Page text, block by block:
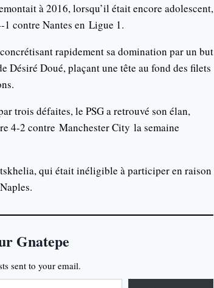
à 2016, lorsqu’il était encore adolescent,
contre Nantes en Ligue 1.
rapidement sa domination par un but
Désiré Doué, plaçant une tête au fond des filets
trois défaites, le PSG a retrouvé son élan,
4-2 contre Manchester City la semaine
qui était inéligible à participer en raison
Gnatepe
sent to your email.